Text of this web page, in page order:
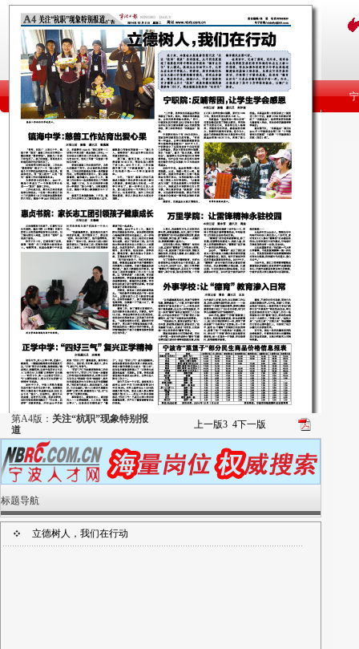
第A4版： 关注“杭职”现象特别报
道
上一版3 4下一版
标题导航
立德树人，我们在行动